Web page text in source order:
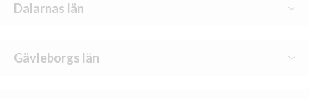
Dalarnas län
Ludvika-Smedjebacken
Gävleborgs län